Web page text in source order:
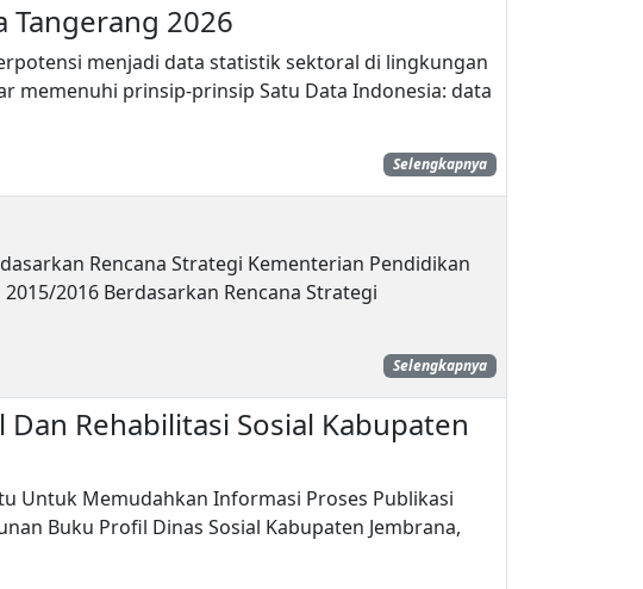
Tangerang 2026
menjadi data statistik sektoral di lingkungan
memenuhi prinsip-prinsip Satu Data Indonesia: data
Selengkapnya
Rencana Strategi Kementerian Pendidikan
2016 Berdasarkan Rencana Strategi
Selengkapnya
Rehabilitasi Sosial Kabupaten
Untuk Memudahkan Informasi Proses Publikasi
Buku Profil Dinas Sosial Kabupaten Jembrana,